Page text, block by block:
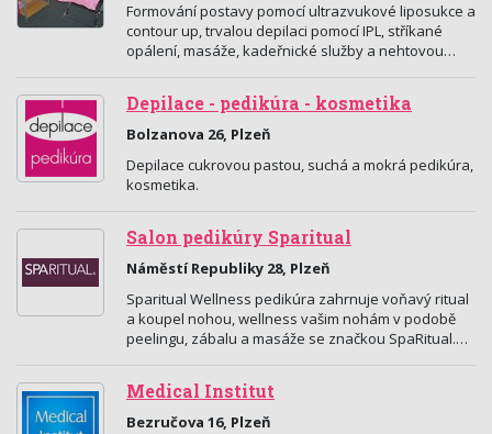
Formování postavy pomocí ultrazvukové liposukce a
contour up, trvalou depilaci pomocí IPL, stříkané
opálení, masáže, kadeřnické služby a nehtovou…
Depilace - pedikúra - kosmetika
Bolzanova 26, Plzeň
Depilace cukrovou pastou, suchá a mokrá pedikúra,
kosmetika.
Salon pedikúry Sparitual
Náměstí Republiky 28, Plzeň
Sparitual Wellness pedikúra zahrnuje voňavý ritual
a koupel nohou, wellness vašim nohám v podobě
peelingu, zábalu a masáže se značkou SpaRitual.…
Medical Institut
Bezručova 16, Plzeň